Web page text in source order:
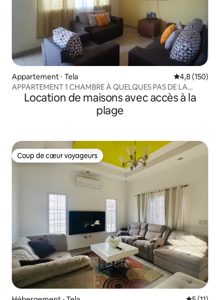
Appartement ⋅ Tela Évaluation
4,8 (150)
APPARTEMENT 1 CHAMBRE À QUELQUES PAS DE LA
PLAGE + CENTRE-VILLE DE TELA
Location de maisons avec accès à la
plage
Coup de cœur voyageurs
Coup de cœur voyageurs